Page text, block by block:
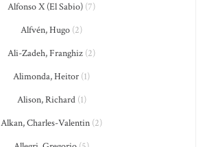
Alfonso X (El Sabio) (7)
Alfvén, Hugo (2)
Ali-Zadeh, Franghiz (2)
Alimonda, Heitor (1)
Alison, Richard(1)
Alkan, Charles-Valentin (2)